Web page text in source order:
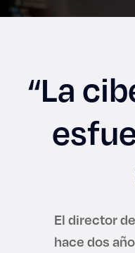
“La
El director
hace dos